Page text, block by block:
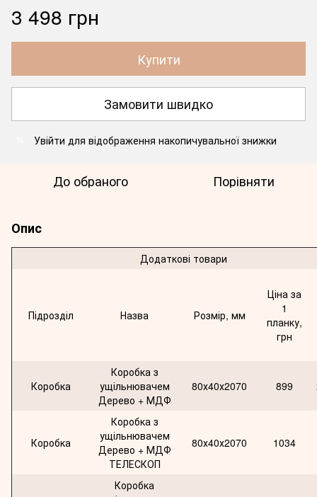
3 498 грн
Купити
Замовити швидко
Увійти для відображення накопичувальної знижки
До обраного Порівняти
Опис
Додаткові товари
Підрозділ Назва Розмір, мм
Ціна за
1
планку,
грн
Коробка
Коробка з
ущільнювачем
Дерево + МДФ
80х40х2070 899
Коробка
Коробка з
ущільнювачем
Дерево + МДФ
ТЕЛЕСКОП
80х40х2070 1034
Коробка